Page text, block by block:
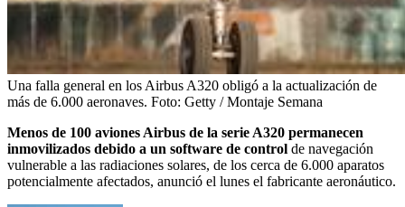
Una falla general en los Airbus A320 obligó a la actualización de
más de 6.000 aeronaves. Foto: Getty / Montaje Semana
Menos de 100 aviones Airbus de la serie A320 permanecen
inmovilizados debido a un software de control de navegación
vulnerable a las radiaciones solares, de los cerca de 6.000 aparatos
potencialmente afectados, anunció el lunes el fabricante aeronáutico.